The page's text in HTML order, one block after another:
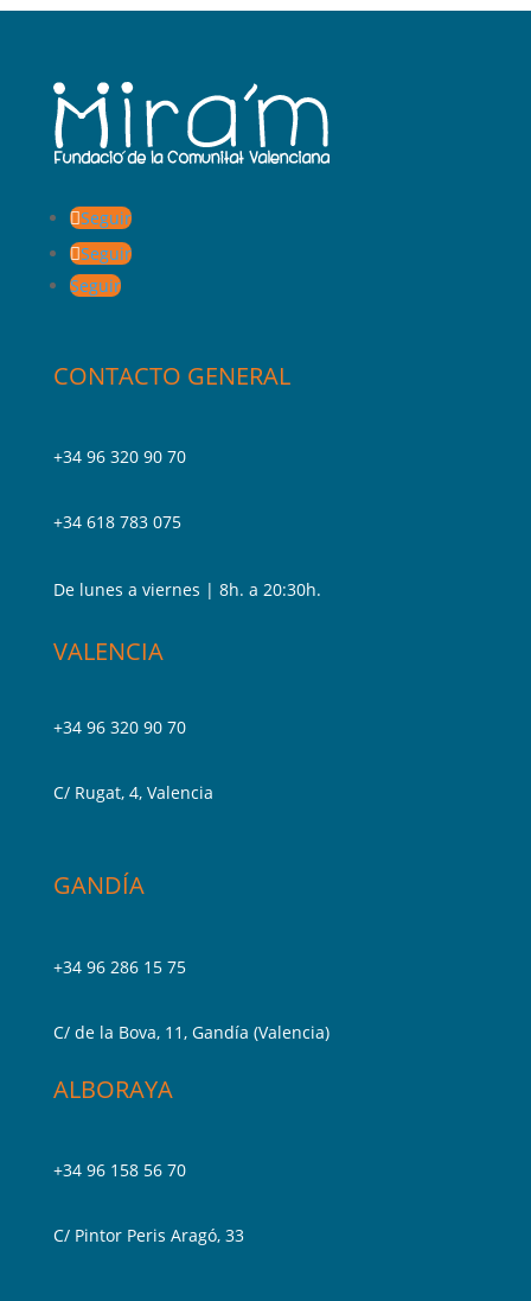
Seguir
Seguir
Seguir
CONTACTO GENERAL
+34 96 320 90 70
+34 618 783 075
De lunes a viernes | 8h. a 20:30h.
VALENCIA
+34 96 320 90 70
C/ Rugat, 4, Valencia
GANDÍA
+34 96 286 15 75
C/ de la Bova, 11, Gandía (Valencia)
ALBORAYA
+34 96 158 56 70
C/ Pintor Peris Aragó, 33